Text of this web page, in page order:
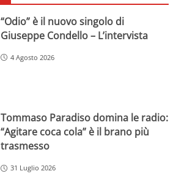
“Odio” è il nuovo singolo di
Giuseppe Condello – L’intervista
4 Agosto 2026
Tommaso Paradiso domina le radio:
“Agitare coca cola” è il brano più
trasmesso
31 Luglio 2026